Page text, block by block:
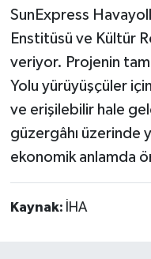
SunExpress
Enstitüsü ve Kültür
veriyor. Projenin
Yolu yürüyüşçüler
ve erişilebilir hale
güzergâhı üzerinde
ekonomik anlamda
Kaynak: İHA